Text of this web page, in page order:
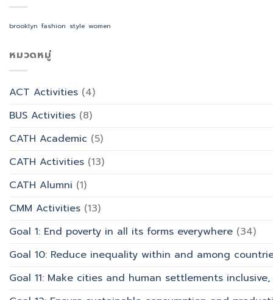
การ
วิทยาลัย
การ
บิน
การ
เที่ยว
การ
จัด
Office
Work
AI”
วัน
ผู้
ตั้ง
brooklyn fashion style women
หมวดหมู่
ACT Activities (4)
BUS Activities (8)
CATH Academic (5)
CATH Activities (13)
CATH Alumni (1)
CMM Activities (13)
Goal 1: End poverty in all its forms everywhere (34)
Goal 10: Reduce inequality within and among
Goal 11: Make cities and human settlements